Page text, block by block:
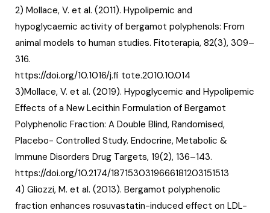
2) Mollace, V. et al. (2011). Hypolipemic and
hypoglycaemic activity of bergamot polyphenols: From
animal models to human studies. Fitoterapia, 82(3), 309–
316.
https://doi.org/10.1016/j.fi tote.2010.10.014
3)Mollace, V. et al. (2019). Hypoglycemic and Hypolipemic
Effects of a New Lecithin Formulation of Bergamot
Polyphenolic Fraction: A Double Blind, Randomised,
Placebo- Controlled Study. Endocrine, Metabolic &
Immune Disorders Drug Targets, 19(2), 136–143.
https://doi.org/10.2174/1871530319666181203151513
4) Gliozzi, M. et al. (2013). Bergamot polyphenolic
fraction enhances rosuvastatin-induced effect on LDL-